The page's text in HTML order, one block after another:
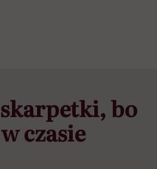
skarpetki, bo
czasie